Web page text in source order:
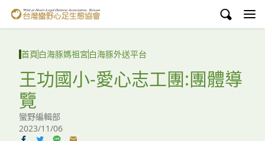
台灣蠻野心足生態協會
議題與行動
環境教育
白海豚媽祖宮
首頁 白海豚媽祖宮 白海豚外送平台
王功國小-愛心志工團:團體導
覽
蠻野編輯部
2023/11/06